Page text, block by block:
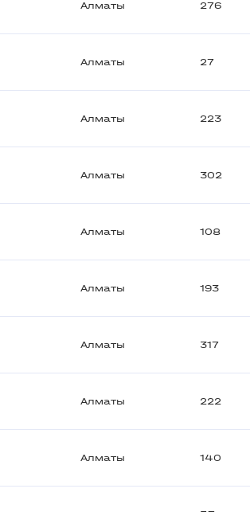
Алматы 276
Алматы 27
Алматы 223
Алматы 302
Алматы 108
Алматы 193
Алматы 317
Алматы 222
Алматы 140